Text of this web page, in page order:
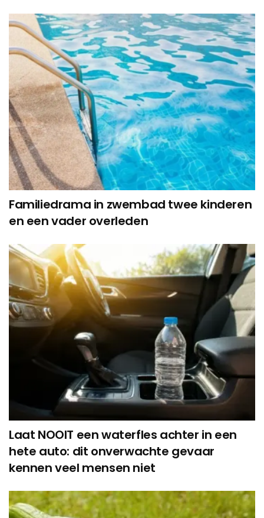
Familiedrama in zwembad twee kinderen
en een vader overleden
Laat NOOIT een waterfles achter in een
hete auto: dit onverwachte gevaar
kennen veel mensen niet